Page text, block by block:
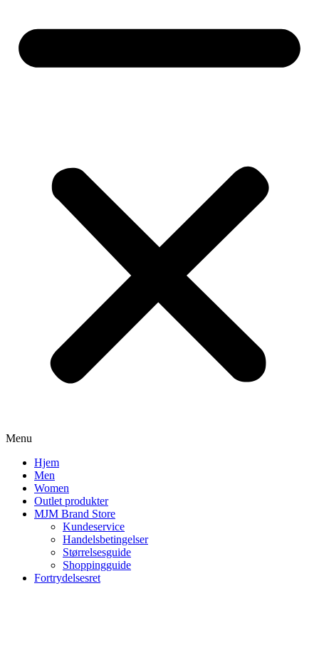
Menu
Hjem
Men
Women
Outlet produkter
MJM Brand Store
Kundeservice
Handelsbetingelser
Størrelsesguide
Shoppingguide
Fortrydelsesret